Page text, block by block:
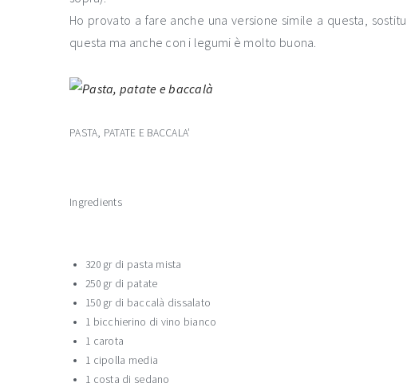
Ho provato a fare anche una versione simile a questa,
questa ma anche con i legumi è molto buona.
PASTA, PATATE E BACCALA’
Ingredients
320 gr di pasta mista
250 gr di patate
150 gr di baccalà dissalato
1 bicchierino di vino bianco
1 carota
1 cipolla media
1 costa di sedano